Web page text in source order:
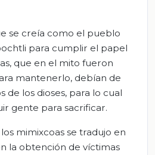
se creía como el pueblo
para cumplir el papel
que en el mito fueron
mantenerlo, debían de
de los dioses, para lo cual
gente para sacrificar.
mimixcoas se tradujo en
la obtención de víctimas